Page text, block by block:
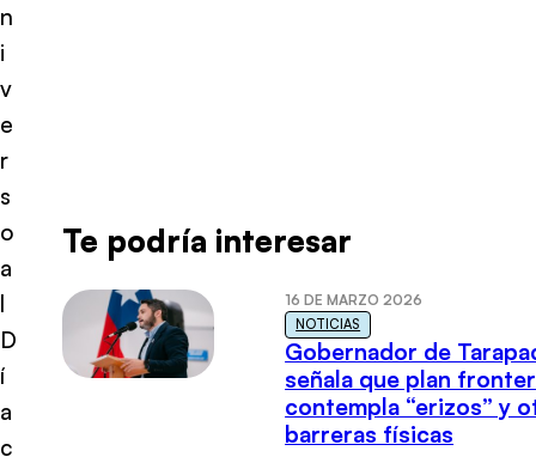
n
i
v
e
r
s
o
a
l
D
í
a
c
Te podría interesar
16 DE MARZO 2026
NOTICIAS
Gobernador de
señala que plan
contempla “erizos” y
barreras físicas